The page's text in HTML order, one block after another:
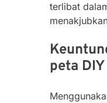
terlibat
peta DIY